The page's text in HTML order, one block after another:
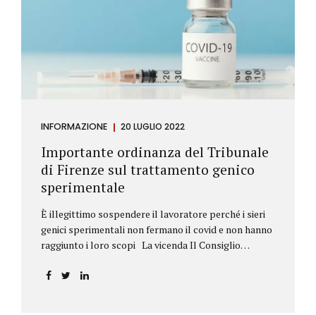
INFORMAZIONE 20 LUGLIO 2022
Importante ordinanza del Tribunale
di Firenze sul trattamento genico
sperimentale
È illegittimo sospendere il lavoratore perché i sieri
genici sperimentali non fermano il covid e non hanno
raggiunto i loro scopi La vicenda Il Consiglio
alla sospensione di una propria iscritta, a causa del